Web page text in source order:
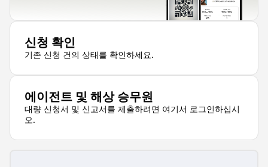
신청 확인
기존 신청 건의 상태를 확인하세요.
에이전트 및 해상 승무원
대량 신청서 및 신고서를 제출하려면 여기서 로그인하십시
오.